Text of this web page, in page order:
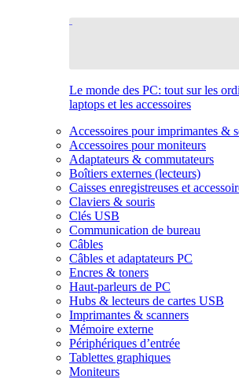
Le monde des PC: tout sur les
laptops et les accessoires
Accessoires pour imprimantes &
Accessoires pour moniteurs
Adaptateurs & commutateurs
Boîtiers externes (lecteurs)
Caisses enregistreuses et
Claviers & souris
Clés USB
Communication de bureau
Câbles
Câbles et adaptateurs PC
Encres & toners
Haut-parleurs de PC
Hubs & lecteurs de cartes USB
Imprimantes & scanners
Mémoire externe
Périphériques d’entrée
Tablettes graphiques
Moniteurs